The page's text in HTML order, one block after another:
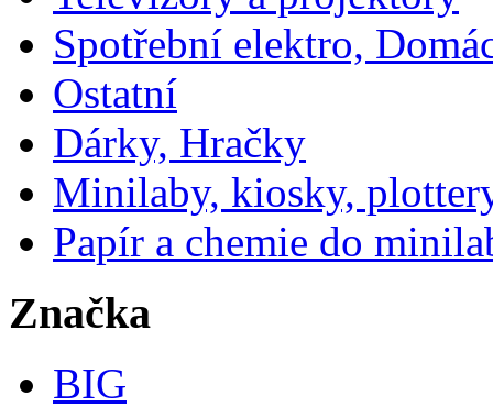
Spotřební elektro,
Ostatní
Dárky, Hračky
Minilaby, kiosky,
Papír a chemie do
Značka
BIG